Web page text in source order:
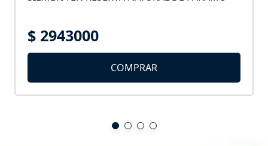
$ 2943000
COMPRAR